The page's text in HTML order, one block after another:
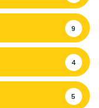
9
4
5